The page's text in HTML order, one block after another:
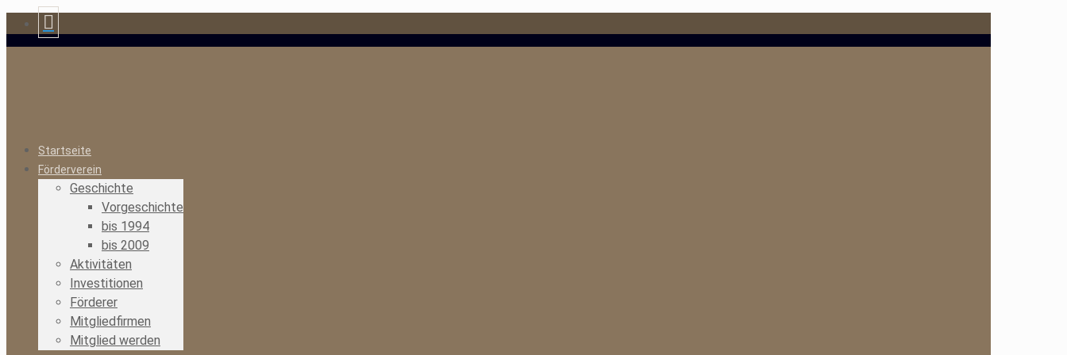
Startseite
Förderverein
Geschichte
Vorgeschichte
bis 1994
bis 2009
Aktivitäten
Investitionen
Förderer
Mitgliedfirmen
Mitglied werden